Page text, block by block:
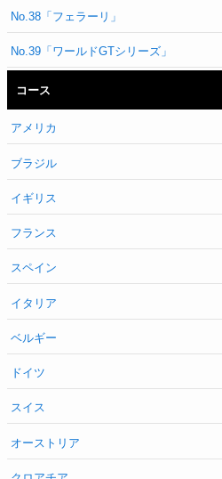
No.38「フェラーリ」
No.39「ワールドGTシリーズ」
コース
アメリカ
ブラジル
イギリス
フランス
スペイン
イタリア
ベルギー
ドイツ
スイス
オーストリア